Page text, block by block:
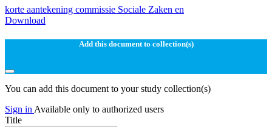
korte aantekening commissie Sociale Zaken en
Download
Add this document to collection(s)
You can add this document to your study collection(s)
Sign in Available only to authorized users
Title